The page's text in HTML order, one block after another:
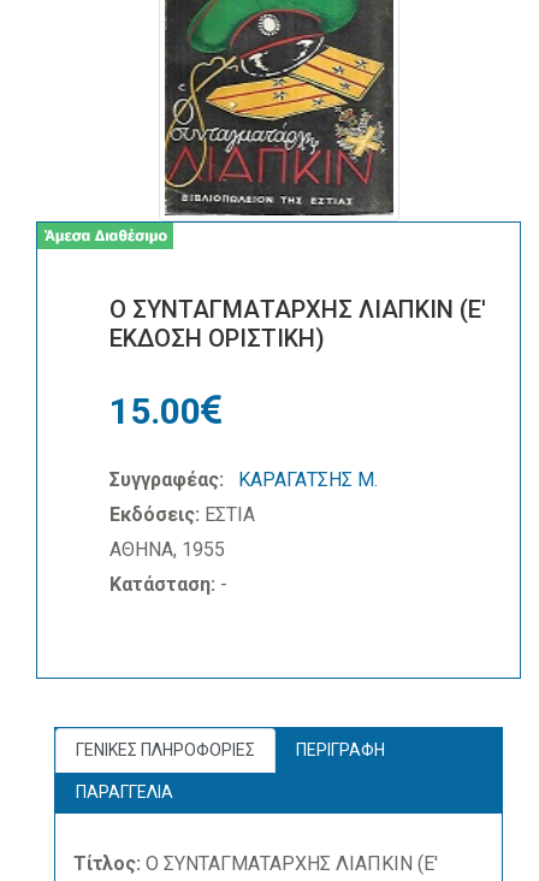
Ο ΣΥΝΤΑΓΜΑΤΑΡΧΗΣ ΛΙΑΠΚΙΝ (Ε'
ΕΚΔΟΣΗ ΟΡΙΣΤΙΚΗ)
15.00
Συγγραφέας:
ΚΑΡΑΓΑΤΣΗΣ Μ.
Εκδόσεις: ΕΣΤΙΑ
ΑΘΗΝΑ, 1955
Κατάσταση: -
ΓΕΝΙΚΕΣ ΠΛΗΡΟΦΟΡΙΕΣ ΠΕΡΙΓΡΑΦΗ
ΠΑΡΑΓΓΕΛΙΑ
Τίτλος: Ο ΣΥΝΤΑΓΜΑΤΑΡΧΗΣ ΛΙΑΠΚΙΝ (Ε'